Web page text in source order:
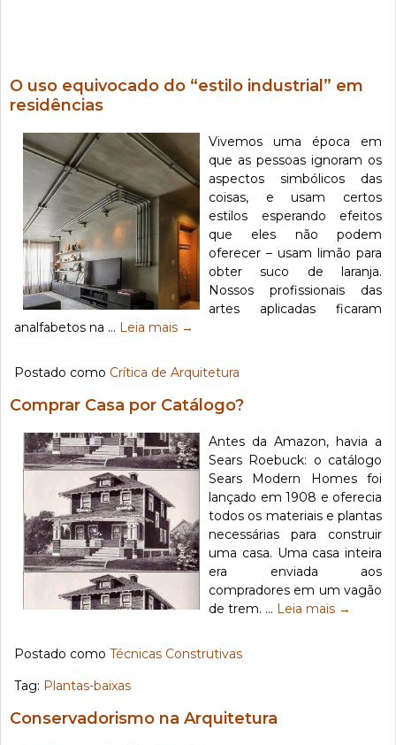
O uso equivocado do “estilo industrial” em
residências
Vivemos uma época em
que as pessoas ignoram os
aspectos simbólicos das
coisas, e usam certos
estilos esperando efeitos
que eles não podem
oferecer – usam limão para
obter suco de laranja.
Nossos profissionais das
artes aplicadas ficaram
analfabetos na … Leia mais →
Postado como Crítica de Arquitetura
Comprar Casa por Catálogo?
Antes da Amazon, havia a
Sears Roebuck: o catálogo
Sears Modern Homes foi
lançado em 1908 e oferecia
todos os materiais e plantas
necessárias para construir
uma casa. Uma casa inteira
era enviada aos
compradores em um vagão
de trem. … Leia mais →
Postado como Técnicas Construtivas
Tag: Plantas-baixas
Conservadorismo na Arquitetura